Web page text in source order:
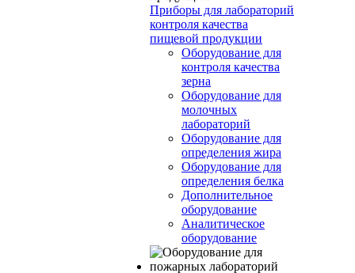
Приборы для лабораторий
контроля качества
пищевой продукции
Оборудование для
контроля качества
зерна
Оборудование для
молочных
лабораторий
Оборудование для
определения жира
Оборудование для
определения белка
Дополнительное
оборудование
Аналитическое
оборудование